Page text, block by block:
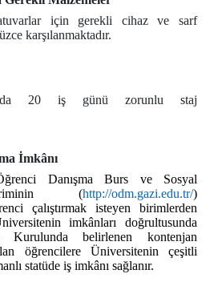
için gerekli cihaz ve sarf
karşılanmaktadır.
20 iş günü zorunlu staj
İmkânı
Danışma Burs ve Sosyal
(http://odm.gazi.edu.tr/)
çalıştırmak isteyen birimlerden
imkânları doğrultusunda
Kurulunda belirlenen kontenjan
öğrencilere Üniversitenin çeşitli
statüde iş imkânı sağlanır.